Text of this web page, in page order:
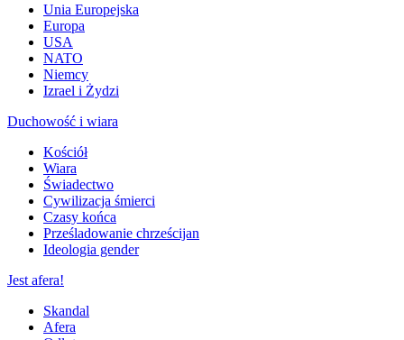
Unia Europejska
Europa
USA
NATO
Niemcy
Izrael i Żydzi
Duchowość i wiara
Kościół
Wiara
Świadectwo
Cywilizacja śmierci
Czasy końca
Prześladowanie chrześcijan
Ideologia gender
Jest afera!
Skandal
Afera